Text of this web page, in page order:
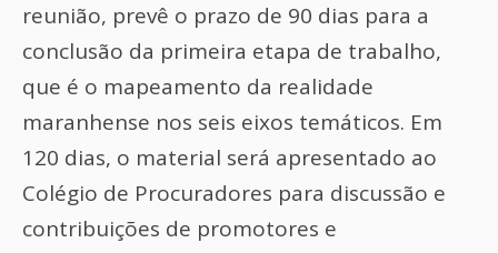
reunião, prevê o prazo de 90 dias para a
conclusão da primeira etapa de trabalho,
que é o mapeamento da realidade
maranhense nos seis eixos temáticos. Em
120 dias, o material será apresentado ao
Colégio de Procuradores para discussão e
contribuições de promotores e